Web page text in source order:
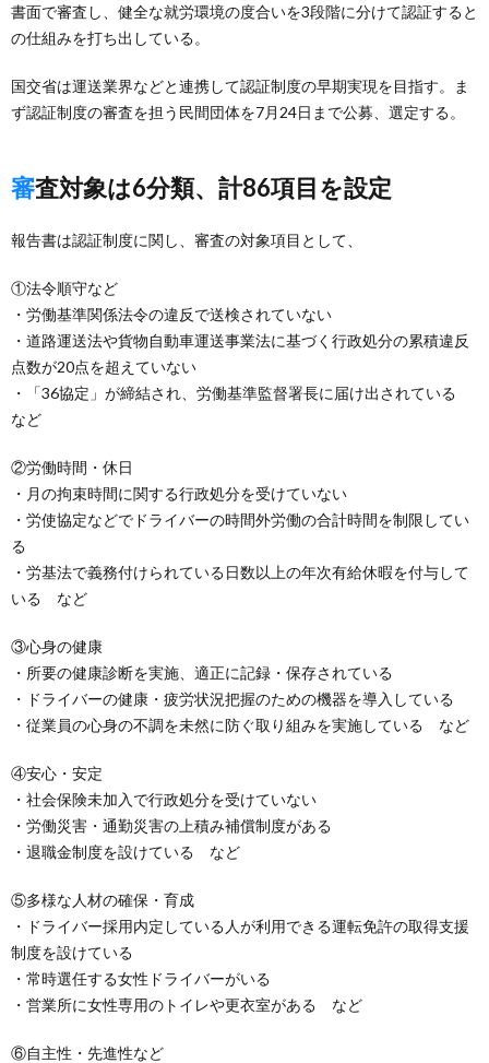
書面で審査し、健全な就労環境の度合いを3段階に分けて認証すると
の仕組みを打ち出している。
国交省は運送業界などと連携して認証制度の早期実現を目指す。ま
ず認証制度の審査を担う民間団体を7月24日まで公募、選定する。
審査対象は6分類、計86項目を設定
報告書は認証制度に関し、審査の対象項目として、
①法令順守など
・労働基準関係法令の違反で送検されていない
・道路運送法や貨物自動車運送事業法に基づく行政処分の累積違反
点数が20点を超えていない
・「36協定」が締結され、労働基準監督署長に届け出されている
など
②労働時間・休日
・月の拘束時間に関する行政処分を受けていない
・労使協定などでドライバーの時間外労働の合計時間を制限してい
る
・労基法で義務付けられている日数以上の年次有給休暇を付与して
いる など
③心身の健康
・所要の健康診断を実施、適正に記録・保存されている
・ドライバーの健康・疲労状況把握のための機器を導入している
・従業員の心身の不調を未然に防ぐ取り組みを実施している など
④安心・安定
・社会保険未加入で行政処分を受けていない
・労働災害・通勤災害の上積み補償制度がある
・退職金制度を設けている など
⑤多様な人材の確保・育成
・ドライバー採用内定している人が利用できる運転免許の取得支援
制度を設けている
・常時選任する女性ドライバーがいる
・営業所に女性専用のトイレや更衣室がある など
⑥自主性・先進性など